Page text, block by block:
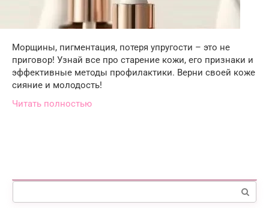
Морщины, пигментация, потеря упругости – это не
приговор! Узнай все про старение кожи, его признаки и
эффективные методы профилактики. Верни своей коже
сияние и молодость!
Читать полностью
Поиск: